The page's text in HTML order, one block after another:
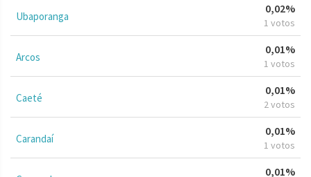
Ubaporanga
0,02%
1 votos
Arcos
0,01%
1 votos
Caeté
0,01%
2 votos
Carandaí
0,01%
1 votos
0,01%